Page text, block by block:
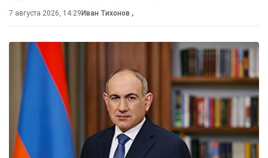
7 августа 2026, 14:29 Иван Тихонов ,